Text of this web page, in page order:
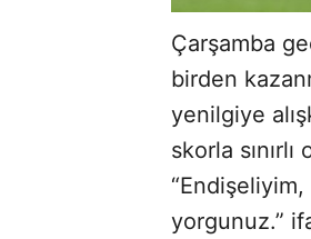
Çarşamba
birden
yenilgiye
skorla
yorgunuz.”